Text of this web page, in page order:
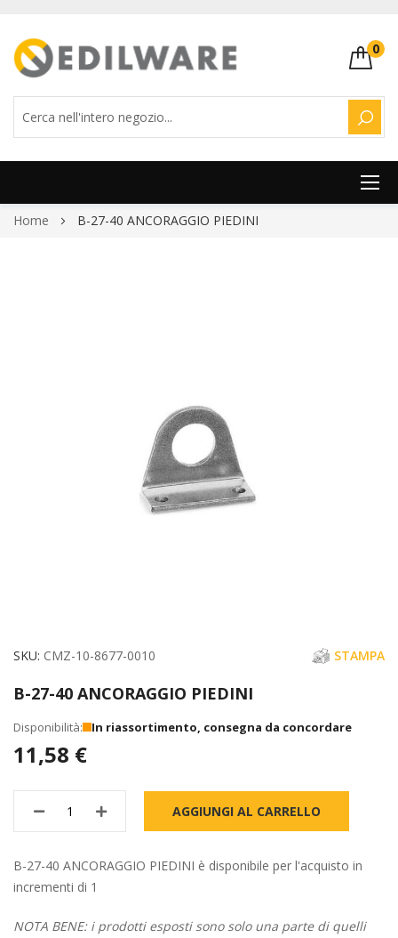
0
Salta
Home B-27-40 ANCORAGGIO PIEDINI
Vai
della
immagini
SKU CMZ-10-8677-0010 STAMPA
B-27-40 ANCORAGGIO PIEDINI
In riassortimento, consegna da concordare
11,58 €
AGGIUNGI AL CARRELLO
B-27-40 ANCORAGGIO PIEDINI è disponibile per l'acquisto in
incrementi di 1
NOTA BENE: i prodotti esposti sono solo una parte di quelli